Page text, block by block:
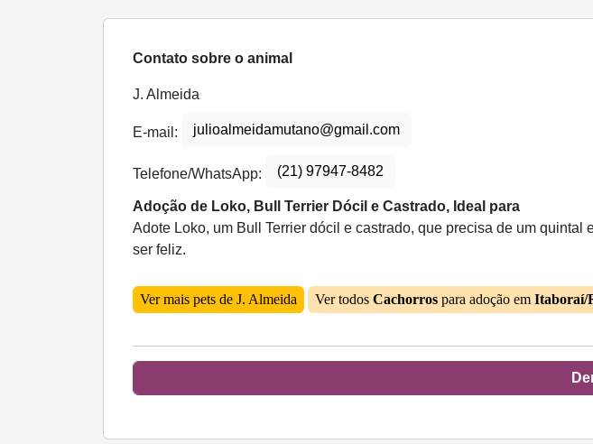
Contato sobre o animal
J. Almeida
E-mail: julioalmeidamutano@gmail.com
Telefone/WhatsApp: (21) 97947-8482
Adoção de Loko, Bull Terrier Dócil e Castrado, Ideal para
Adote Loko, um Bull Terrier dócil e castrado, que precisa de um
ser feliz.
Ver mais pets de J. Almeida Ver todos Cachorros para adoção em Itaboraí/